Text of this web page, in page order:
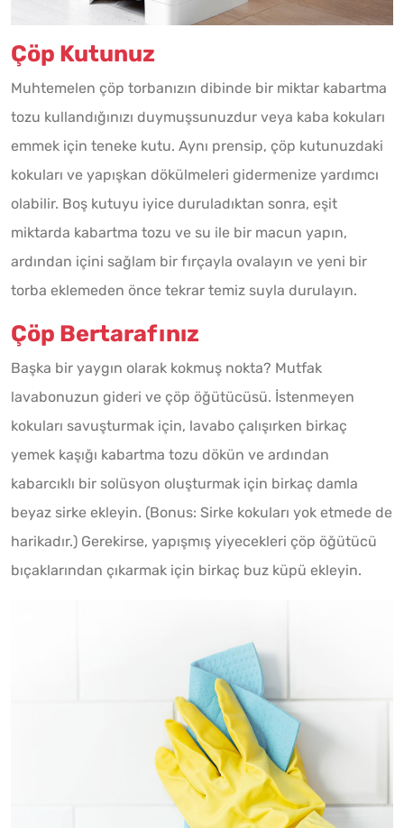
Çöp Kutunuz
Muhtemelen çöp torbanızın dibinde bir miktar kabartma
tozu kullandığınızı duymuşsunuzdur veya kaba kokuları
emmek için teneke kutu. Aynı prensip, çöp kutunuzdaki
kokuları ve yapışkan dökülmeleri gidermenize yardımcı
olabilir. Boş kutuyu iyice duruladıktan sonra, eşit
miktarda kabartma tozu ve su ile bir macun yapın,
ardından içini sağlam bir fırçayla ovalayın ve yeni bir
torba eklemeden önce tekrar temiz suyla durulayın.
Çöp Bertarafınız
Başka bir yaygın olarak kokmuş nokta? Mutfak
lavabonuzun gideri ve çöp öğütücüsü. İstenmeyen
kokuları savuşturmak için, lavabo çalışırken birkaç
yemek kaşığı kabartma tozu dökün ve ardından
kabarcıklı bir solüsyon oluşturmak için birkaç damla
beyaz sirke ekleyin. (Bonus: Sirke kokuları yok etmede de
harikadır.) Gerekirse, yapışmış yiyecekleri çöp öğütücü
bıçaklarından çıkarmak için birkaç buz küpü ekleyin.